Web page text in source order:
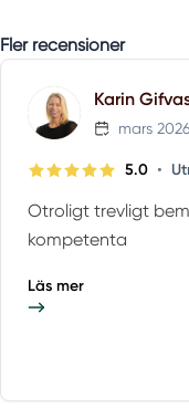
Fler recensioner
Karin
mars 2026
5.0 •
Otroligt trevligt
kompetenta
Läs mer